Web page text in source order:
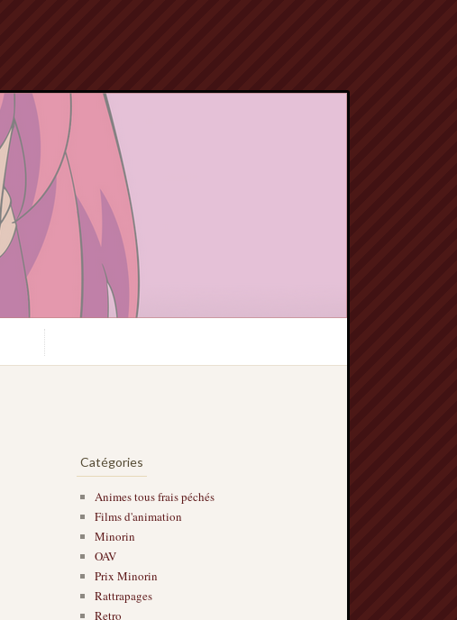
Catégories
Animes tous frais péchés
Films d'animation
Minorin
OAV
Prix Minorin
Rattrapages
Retro